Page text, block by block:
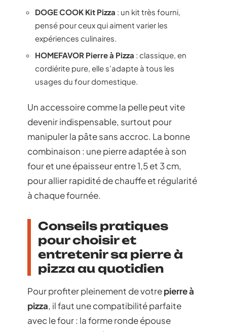
DOGE COOK Kit Pizza : un kit très fourni,
pensé pour ceux qui aiment varier les
expériences culinaires.
HOMEFAVOR Pierre à Pizza : classique, en
cordiérite pure, elle s’adapte à tous les
usages du four domestique.
Un accessoire comme la pelle peut vite
devenir indispensable, surtout pour
manipuler la pâte sans accroc. La bonne
combinaison : une pierre adaptée à son
four et une épaisseur entre 1,5 et 3 cm,
pour allier rapidité de chauffe et régularité
à chaque fournée.
Conseils pratiques
pour choisir et
entretenir sa pierre à
pizza au quotidien
Pour profiter pleinement de votrepierre à
pizza, il faut une compatibilité parfaite
avec le four : la forme ronde épouse